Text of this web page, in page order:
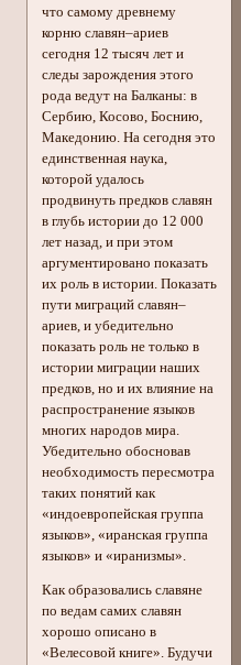
что самому древнему
корню славян–ариев
сегодня 12 тысяч лет и
следы зарождения этого
рода ведут на Балканы: в
Сербию, Косово, Боснию,
Македонию. На сегодня это
единственная наука,
которой удалось
продвинуть предков славян
в глубь истории до 12 000
лет назад, и при этом
аргументировано показать
их роль в истории. Показать
пути миграций славян–
ариев, и убедительно
показать роль не только в
истории миграции наших
предков, но и их влияние на
распространение языков
многих народов мира.
Убедительно обосновав
необходимость пересмотра
таких понятий как
«индоевропейская группа
языков», «иранская группа
языков» и «иранизмы».
Как образовались славяне
по ведам самих славян
хорошо описано в
«Велесовой книге». Будучи